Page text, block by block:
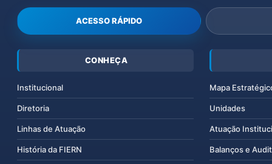
ACESSO RÁPIDO
CONHEÇA
Institucional
Diretoria
Linhas de Atuação
História da FIERN
Mapa
Unidades
Atuação
Balanços e